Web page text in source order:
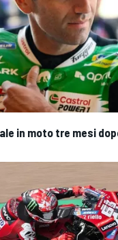
in moto tre mesi